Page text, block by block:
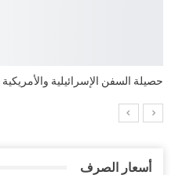
تعرضت لهجمات…
أسعار الصرف